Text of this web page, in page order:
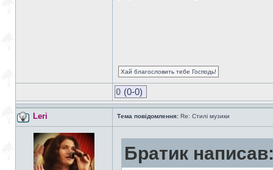
Хай благословить тебе Господь!
0 (0-0)
Leri Тема повідомлення: Re: Стилі музики
Братик